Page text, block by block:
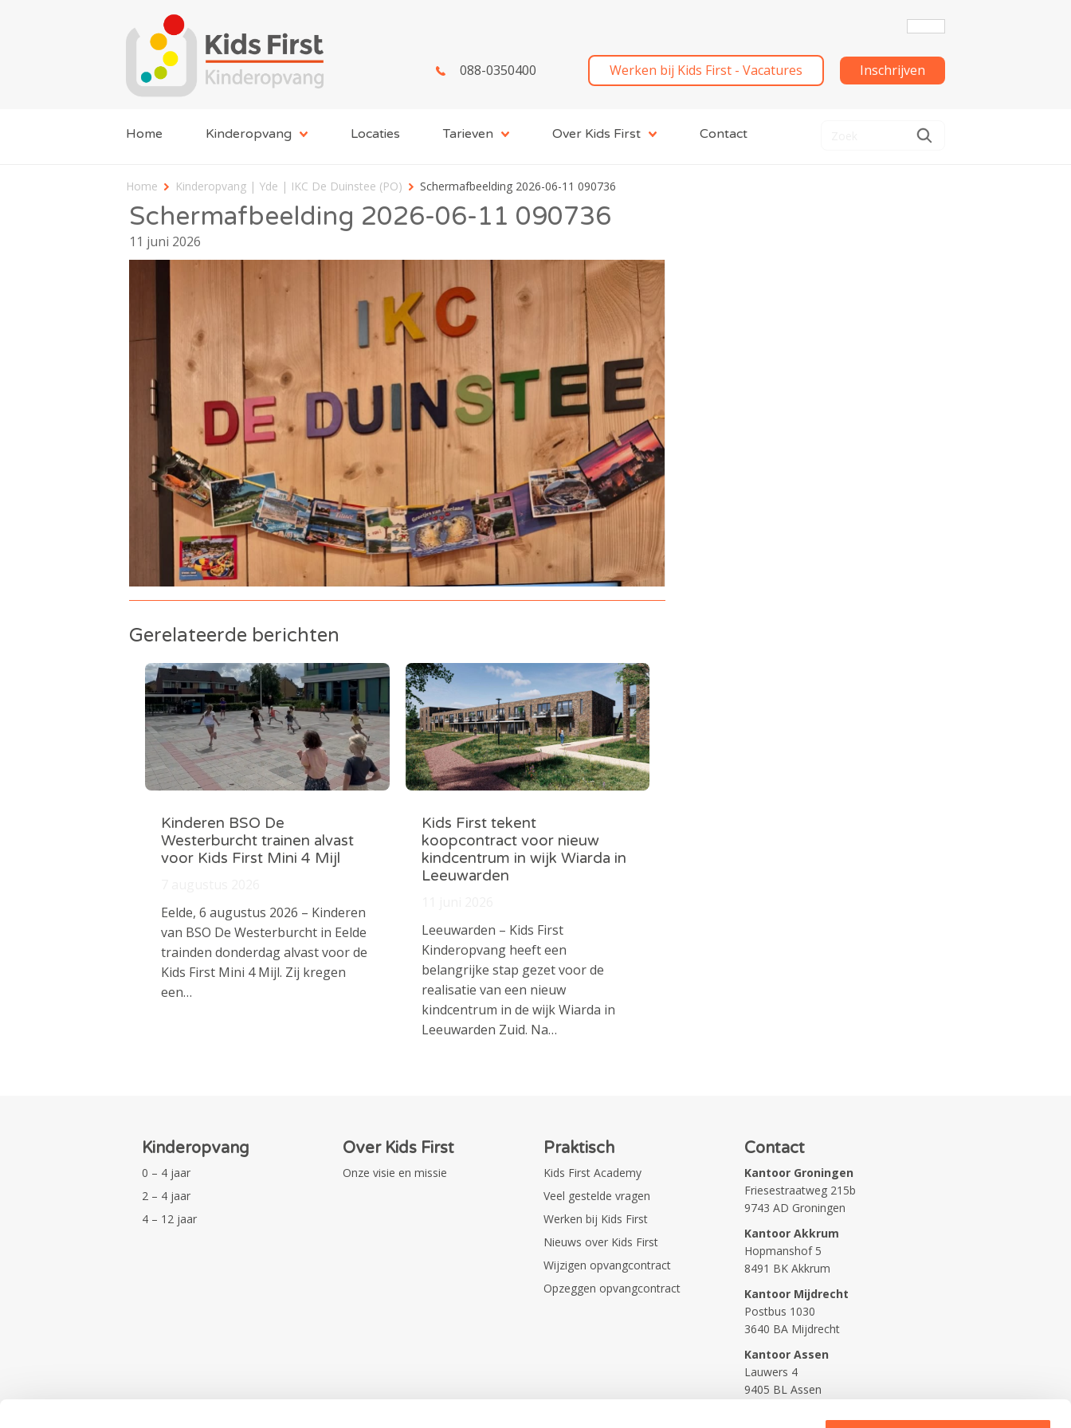
088-0350400 Werken bij Kids First - Vacatures Inschrijven
Home Kinderopvang Locaties Tarieven Over Kids First Contact
Home Kinderopvang | Yde | IKC De Duinstee (PO) Schermafbeelding 2026-06-11 090736
Schermafbeelding 2026-06-11 090736
11 juni 2026
Gerelateerde berichten
Kinderen BSO De
Westerburcht trainen alvast
voor Kids First Mini 4 Mijl
Eelde, 6 augustus 2026 – Kinderen
van BSO De Westerburcht in Eelde
trainden donderdag alvast voor de
Kids First Mini 4 Mijl. Zij kregen
een…
Kids First tekent
koopcontract voor nieuw
kindcentrum in wijk Wiarda in
Leeuwarden
Leeuwarden – Kids First
Kinderopvang heeft een
belangrijke stap gezet voor de
realisatie van een nieuw
kindcentrum in de wijk Wiarda in
Leeuwarden Zuid. Na…
Kinderopvang
0 – 4 jaar
2 – 4 jaar
4 – 12 jaar
Over Kids First
Onze visie en missie
Praktisch
Kids First Academy
Veel gestelde vragen
Werken bij Kids First
Nieuws over Kids First
Wijzigen opvangcontract
Opzeggen opvangcontract
Contact
Kantoor Groningen
Friesestraatweg 215b
9743 AD Groningen
Kantoor Akkrum
Hopmanshof 5
8491 BK Akkrum
Kantoor Mijdrecht
Postbus 1030
3640 BA Mijdrecht
Kantoor Assen
Lauwers 4
9405 BL Assen